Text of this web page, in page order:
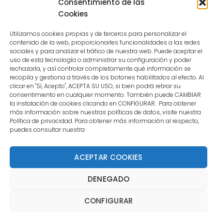
Consentimiento de las
Cookies
Utilizamos cookies propias y de terceros para personalizar el
contenido de la web, proporcionarles funcionalidades a las redes
sociales y para analizar el tráfico de nuestra web. Puede aceptar el
uso de esta tecnología o administrar su configuración y poder
rechazarla, y así controlar completamente qué información se
recopila y gestiona a través de los botones habilitados al efecto. Al
clicar en "Sí, Acepto", ACEPTA SU USO, si bien podrá retirar su
consentimiento en cualquier momento. También puede CAMBIAR
la instalación de cookies clicando en CONFIGURAR. Para obtener
más información sobre nuestras políticas de datos, visite nuestra
Política de privacidad. Para obtener más información al respecto,
puedes consultar nuestra
ACEPTAR COOKIES
DENEGADO
CONFIGURAR
CONTACTO
MENÚ PRINCIPAL
MI CUENTA
DOCUMENTACIÓN
reservados. | La Mejor Tienda de Dardos y Dianas de